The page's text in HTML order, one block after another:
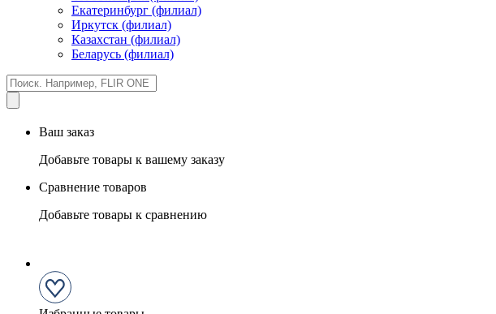
Екатеринбург (филиал)
Иркутск (филиал)
Казахстан (филиал)
Беларусь (филиал)
Ваш заказ
Добавьте товары к вашему заказу
Сравнение товаров
Добавьте товары к сравнению